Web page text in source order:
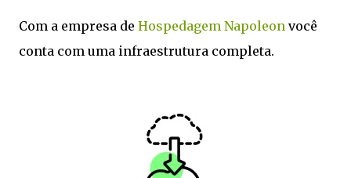
Com a empresa de Hospedagem Napoleon você
conta com uma infraestrutura completa.